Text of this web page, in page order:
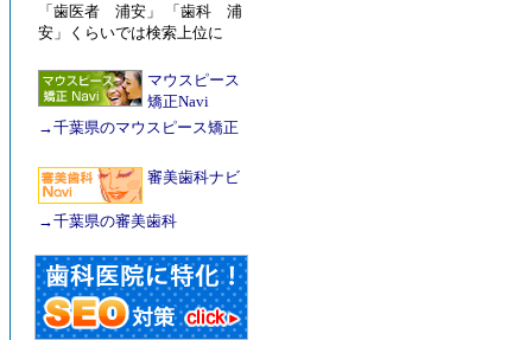
「歯医者 浦安」 「歯科 浦
安」くらいでは検索上位に
マウスピース
矯正Navi
→千葉県のマウスピース矯正
審美歯科ナビ
→千葉県の審美歯科